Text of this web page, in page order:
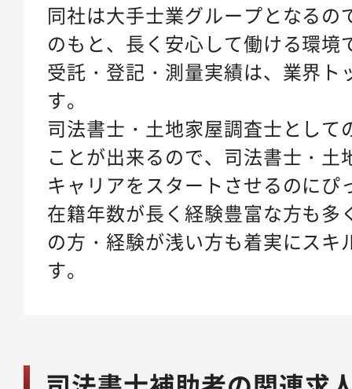
同社は大手士業グループとなるの
のもと、長く安心して働ける環境
受託・登記・測量実績は、業界ト
す。
司法書士・土地家屋調査士として
ことが出来るので、司法書士・
キャリアをスタートさせるのにぴ
在籍年数が長く経験豊富な方も多
の方・経験が浅い方も着実にスキ
す。